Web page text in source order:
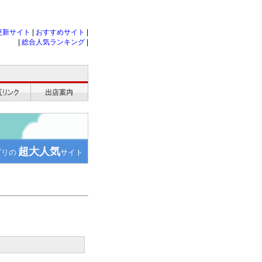
新サイト おすすめサイト
総合人気ランキング
の 超大人気サイト